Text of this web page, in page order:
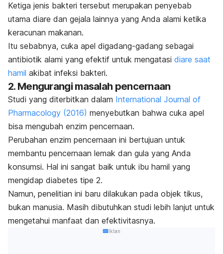
Ketiga jenis bakteri tersebut merupakan penyebab
utama diare dan gejala lainnya yang Anda alami ketika
keracunan makanan.
Itu sebabnya, cuka apel digadang-gadang sebagai
antibiotik alami yang efektif untuk mengatasi diare saat
hamil akibat infeksi bakteri.
2. Mengurangi masalah pencernaan
Studi yang diterbitkan dalam International Journal of
Pharmacology (2016) menyebutkan bahwa cuka apel
bisa mengubah enzim pencernaan.
Perubahan enzim pencernaan ini bertujuan untuk
membantu pencernaan lemak dan gula yang Anda
konsumsi. Hal ini sangat baik untuk ibu hamil yang
mengidap diabetes tipe 2.
Namun, penelitian ini baru dilakukan pada objek tikus,
bukan manusia. Masih dibutuhkan studi lebih lanjut untuk
mengetahui manfaat dan efektivitasnya.
Iklan